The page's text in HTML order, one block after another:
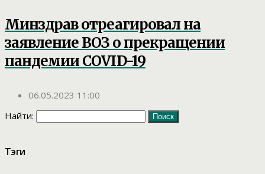
Минздрав отреагировал на
заявление ВОЗ о прекращении
пандемии COVID-19
06.05.2023 11:00
Найти:
Тэги